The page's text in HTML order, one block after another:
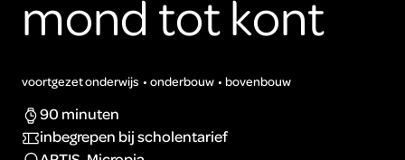
mond tot kont
voortgezet onderwijs onderbouw bovenbouw
90 minuten
inbegrepen bij scholentarief